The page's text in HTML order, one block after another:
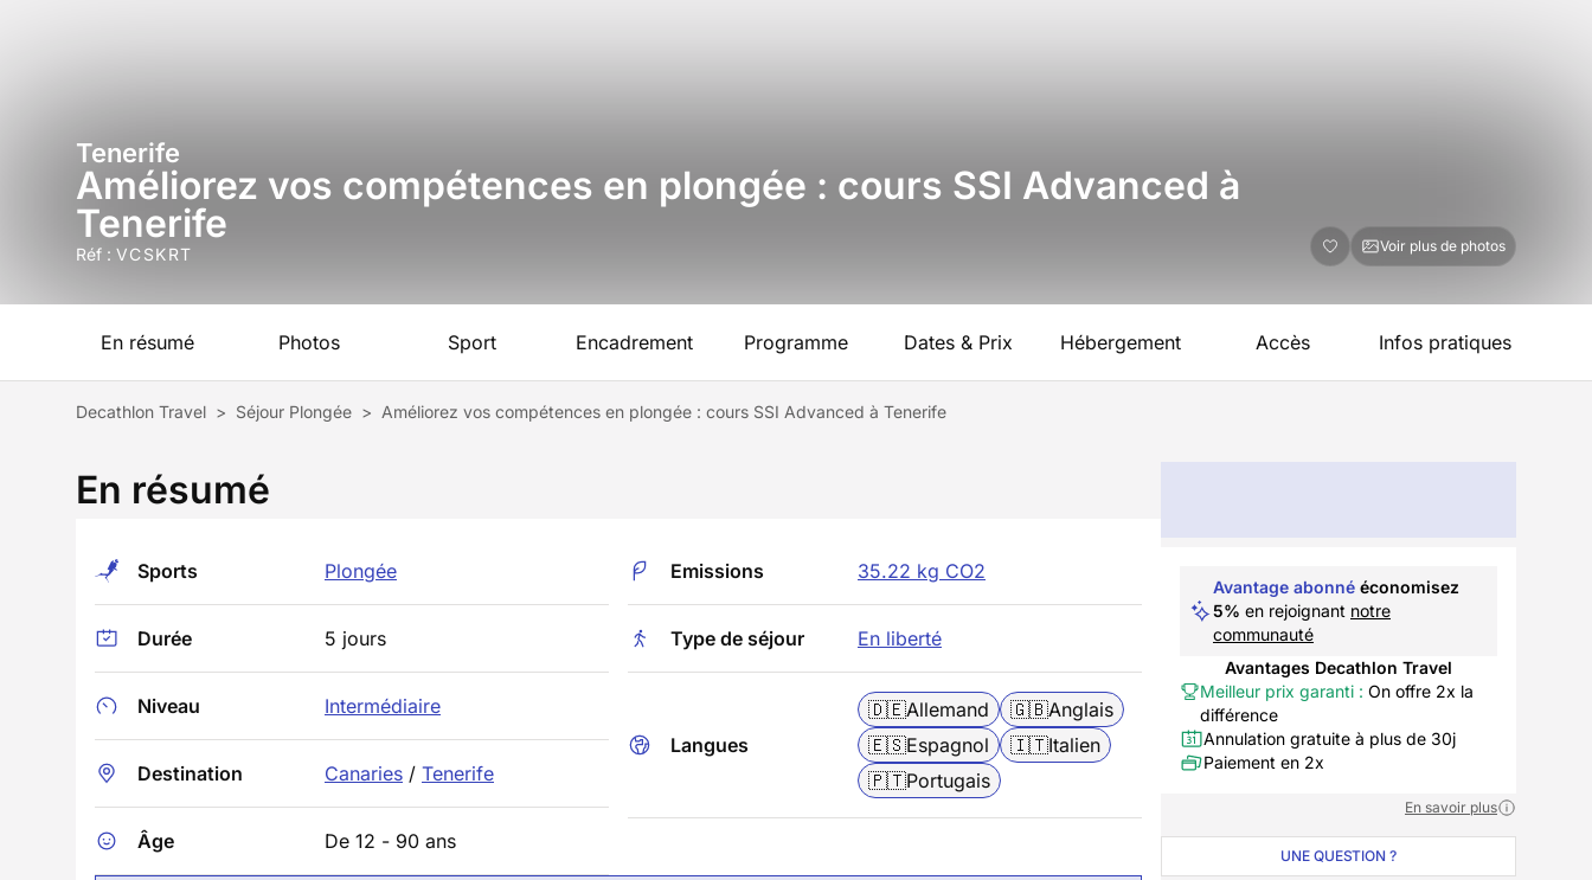
Tenerife
Améliorez vos compétences en plongée : cours SSI Advanced à
Tenerife
Réf : VCSKRT Voir plus de photos
En résumé Photos Sport Encadrement Programme Dates & Prix Hébergement Accès Infos pratiques
Decathlon Travel > Séjour Plongée > Améliorez vos compétences en plongée : cours SSI Advanced à Tenerife
En résumé
Sports Plongée
Durée 5 jours
Niveau Intermédiaire
Destination Canaries / Tenerife
Âge De 12 - 90 ans
Emissions 35.22 kg CO2
Type de séjour En liberté
Langues
🇩🇪Allemand 🇬🇧Anglais
🇪🇸Espagnol 🇮🇹Italien
🇵🇹Portugais
Avantage abonné économisez
5% en rejoignant notre
communauté
Avantages Decathlon Travel
Meilleur prix garanti : On offre 2x la
différence
Annulation gratuite à plus de 30j
Paiement en 2x
En savoir plus
UNE QUESTION ?